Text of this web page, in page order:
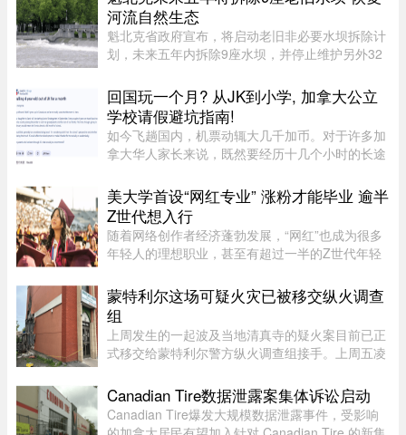
virus）。这种病毒在人体内极 ...
河流自然生态
魁北克省政府宣布，将启动老旧非必要水坝拆除计
划，未来五年内拆除9座水坝，并停止维护另外32
系统。这标志着魁北克正式加入国际上日益兴起的
拆坝潮流。 ...
回国玩一个月? 从JK到小学, 加拿大公立
学校请假避坑指南!
如今飞趟国内，机票动辄大几千加币。对于许多加
拿大华人家长来说，既然要经历十几个小时的长途
趁着孩子还小，请假回国待上一个月，让孩子好好
陪陪爷爷奶奶，成了不少 ...
美大学首设“网红专业” 涨粉才能毕业 逾半
Z世代想入行
随着网络创作者经济蓬勃发展，“网红”也成为很多
年轻人的理想职业，甚至有超过一半的Z世代年轻
学位，教学生如何创造具有更强影响力的内容并完
成变现。这就是美国亚利 ...
蒙特利尔这场可疑火灾已被移交纵火调查
组
上周发生的一起波及当地清真寺的疑火案目前已正
式移交给蒙特利尔警方纵火调查组接手。上周五凌
Côte-des-Neiges–Notre-Dame-de-Grâce 区的
Courtrai Avenue，停在两 ...
Canadian Tire数据泄露案集体诉讼启动
Canadian Tire爆发大规模数据泄露事件，受影响